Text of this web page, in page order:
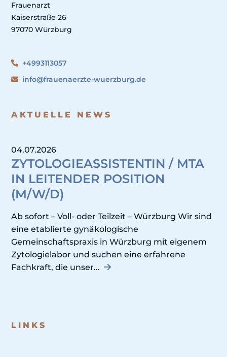
Frauenarzt
Kaiserstraße 26
97070 Würzburg
+4993113057
info@frauenaerzte-wuerzburg.de
AKTUELLE NEWS
04.07.2026
ZYTOLOGIEASSISTENTIN / MTA
IN LEITENDER POSITION
(M/W/D)
Ab sofort – Voll- oder Teilzeit – Würzburg Wir sind
eine etablierte gynäkologische
Gemeinschaftspraxis in Würzburg mit eigenem
Zytologielabor und suchen eine erfahrene
Fachkraft, die unser...
LINKS